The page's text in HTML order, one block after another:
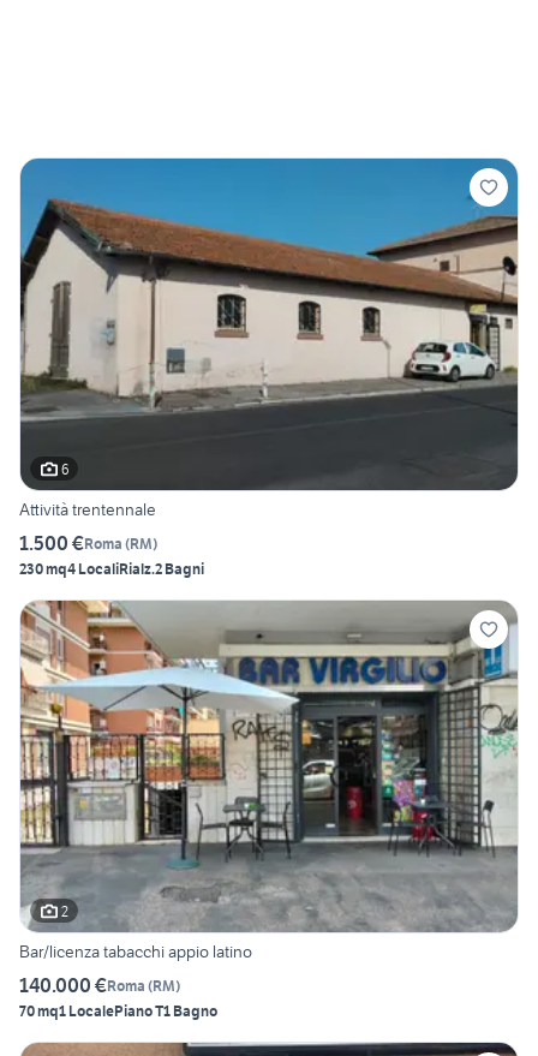
6
Attività trentennale
1.500 €Roma (RM)
230 mq4 LocaliRialz.2 Bagni
2
Bar/licenza tabacchi appio latino
140.000 €Roma (RM)
70 mq1 LocalePiano T1 Bagno